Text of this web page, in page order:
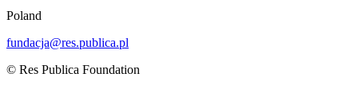
Poland
fundacja@res.publica.pl
© Res Publica Foundation